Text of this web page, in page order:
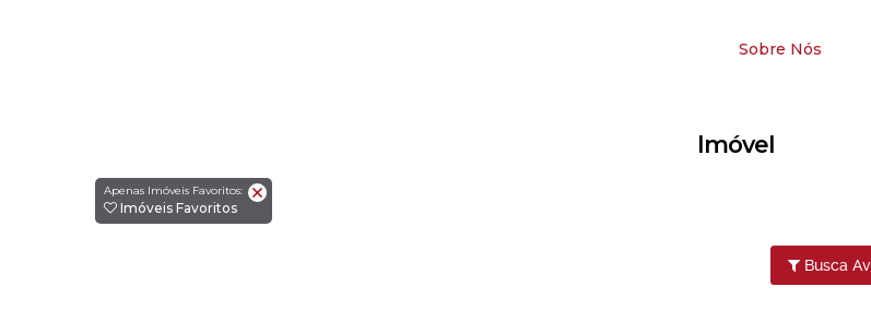
Sobre Nós
Imóvel
Apenas Imóveis Favoritos:
Imóveis Favoritos
Busca